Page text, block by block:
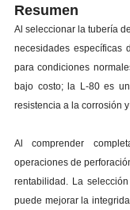
Resumen
Al seleccionar la tubería
necesidades
para condiciones
bajo costo; la L-80 es
resistencia a la corrosión
Al comprender
operaciones de
rentabilidad. La
puede mejorar la